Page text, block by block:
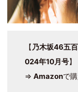
【 乃木坂46五
024年10月号】
⇒ Amazonで